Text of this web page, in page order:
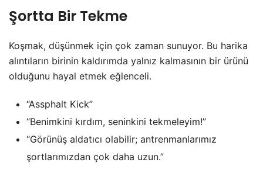
Şortta Bir Tekme
Koşmak, düşünmek için çok zaman sunuyor. Bu harika
alıntıların birinin kaldırımda yalnız kalmasının bir ürünü
olduğunu hayal etmek eğlenceli.
“Assphalt Kick”
“Benimkini kırdım, seninkini tekmeleyim!”
“Görünüş aldatıcı olabilir; antrenmanlarımız
şortlarımızdan çok daha uzun.”